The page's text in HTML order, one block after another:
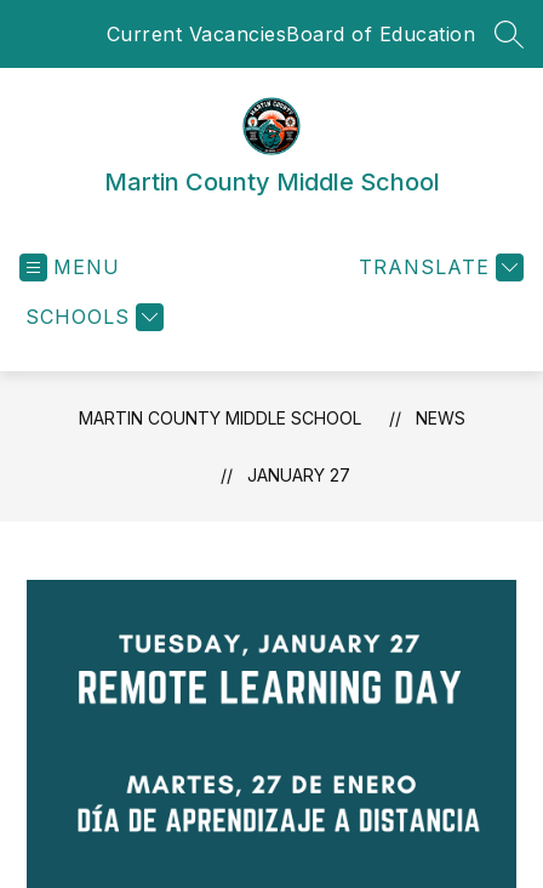
Current VacanciesBoard of Education
Martin County Middle School
MENU
SCHOOLS
TRANSLATE
MARTIN COUNTY MIDDLE SCHOOL NEWS
JANUARY 27